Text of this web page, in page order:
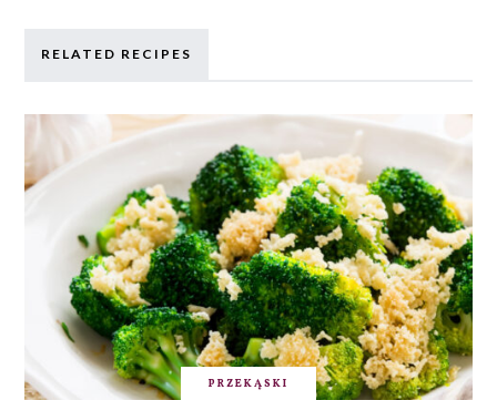
RELATED RECIPES
PRZEKĄSKI